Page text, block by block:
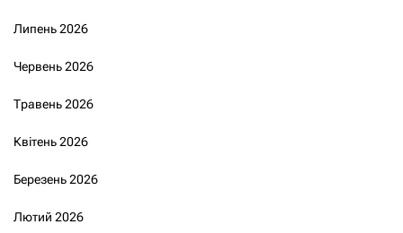
Липень 2026
Червень 2026
Травень 2026
Квітень 2026
Березень 2026
Лютий 2026